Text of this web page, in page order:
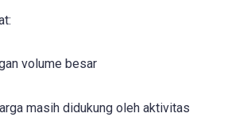
volume besar
masih didukung oleh aktivitas